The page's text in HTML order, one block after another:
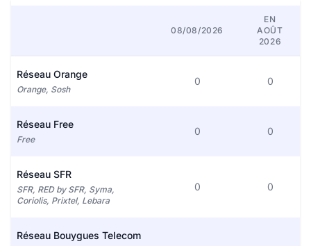
08/08/2026
EN
AOÛT
2026
Réseau Orange
Orange, Sosh
0 0
Réseau Free
Free
0 0
Réseau SFR
SFR, RED by SFR, Syma,
Coriolis, Prixtel, Lebara
0 0
Réseau Bouygues Telecom